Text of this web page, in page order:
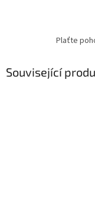
Plaťte
Související